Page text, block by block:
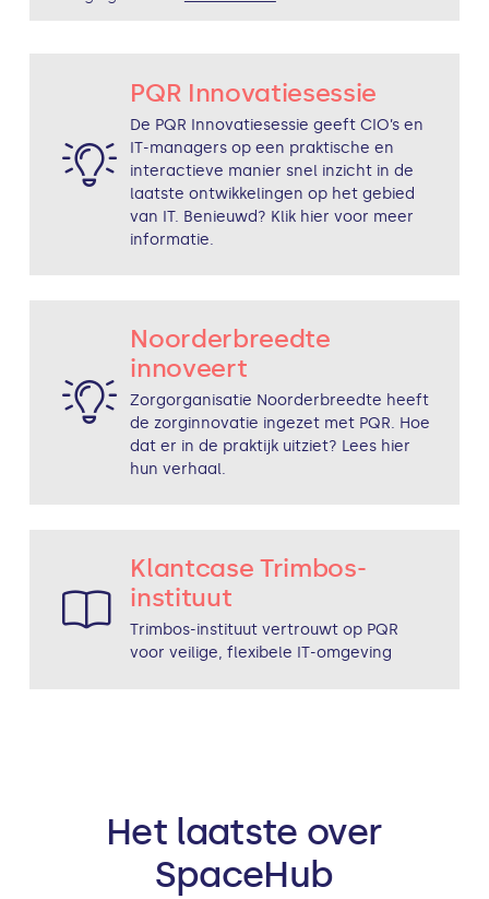
PQR Innovatiesessie
De PQR Innovatiesessie geeft CIO’s en
IT-managers op een praktische en
interactieve manier snel inzicht in de
laatste ontwikkelingen op het gebied
van IT. Benieuwd? Klik hier voor meer
informatie.
Noorderbreedte
innoveert
Zorgorganisatie Noorderbreedte heeft
de zorginnovatie ingezet met PQR. Hoe
dat er in de praktijk uitziet? Lees hier
hun verhaal.
Klantcase Trimbos-
instituut
Trimbos-instituut vertrouwt op PQR
voor veilige, flexibele IT-omgeving
Het laatste over
SpaceHub